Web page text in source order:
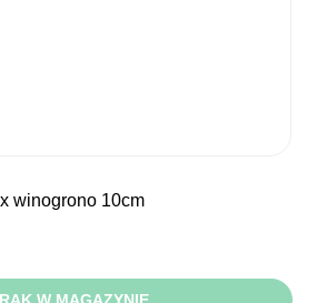
winogrono 10cm